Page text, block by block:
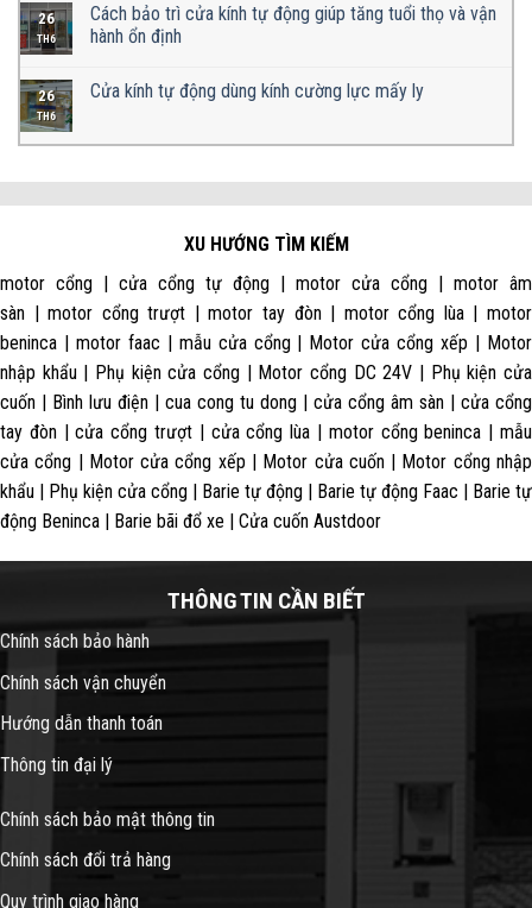
26
TH6
Cách bảo trì cửa kính tự động giúp tăng tuổi thọ và vận
hành ổn định
26
TH6
Cửa kính tự động dùng kính cường lực mấy ly
XU HƯỚNG TÌM KIẾM
motor cổng | cửa cổng tự động | motor cửa cổng | motor âm
sàn | motor cổng trượt | motor tay đòn | motor cổng lùa | motor
beninca | motor faac | mẫu cửa cổng | Motor cửa cổng xếp | Motor
nhập khẩu | Phụ kiện cửa cổng | Motor cổng DC 24V | Phụ kiện cửa
cuốn | Bình lưu điện | cua cong tu dong | cửa cổng âm sàn | cửa cổng
tay đòn | cửa cổng trượt | cửa cổng lùa | motor cổng beninca | mẫu
cửa cổng | Motor cửa cổng xếp | Motor cửa cuốn | Motor cổng nhập
khẩu | Phụ kiện cửa cổng | Barie tự động | Barie tự động Faac | Barie tự
động Beninca | Barie bãi đổ xe | Cửa cuốn Austdoor
THÔNG TIN CẦN BIẾT
Chính sách bảo hành
Chính sách vận chuyển
Hướng dẫn thanh toán
Thông tin đại lý
Chính sách bảo mật thông tin
Chính sách đổi trả hàng
Quy trình giao hàng